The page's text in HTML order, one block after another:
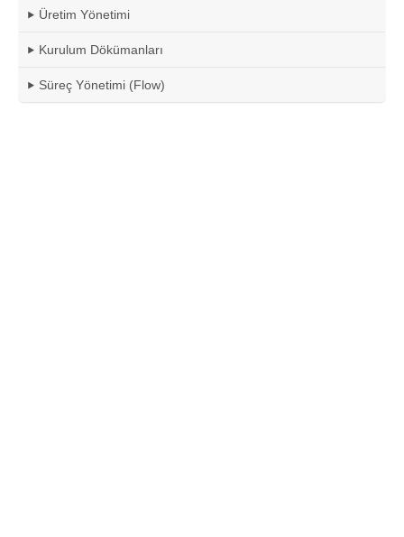
Üretim Yönetimi
Kurulum Dökümanları
Süreç Yönetimi (Flow)